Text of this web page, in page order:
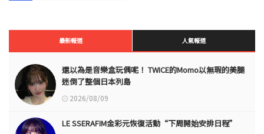
最新報道 人氣報道
還以為是音樂盒玩偶呢！ TWICE的Momo以無瑕的美腿
迷倒了整個日本列島
2026/08/09
LE SSERAFIM金彩元恢復活動“下周開始安排日程”